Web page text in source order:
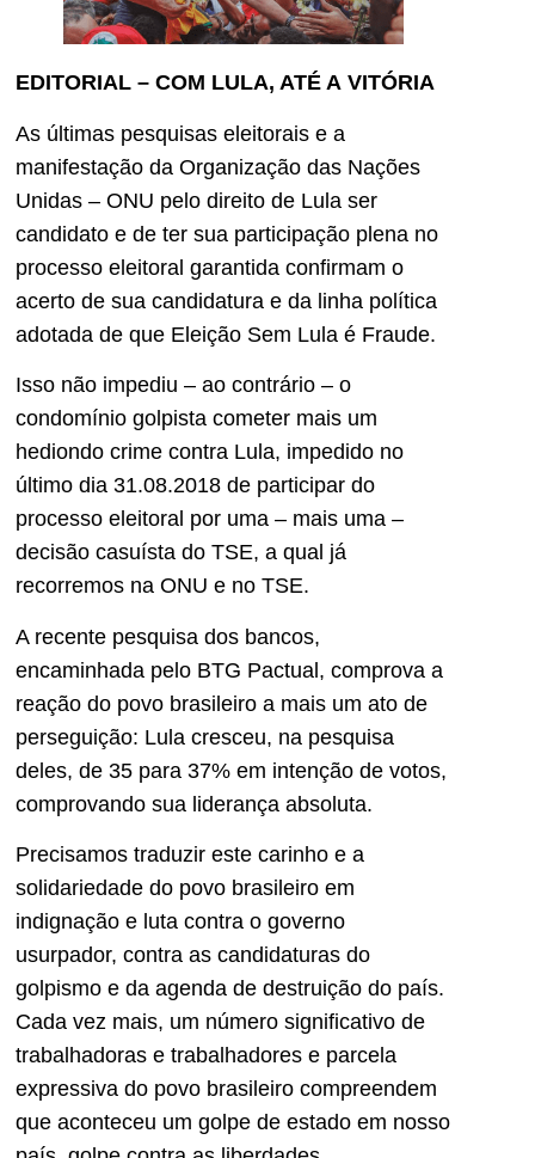
EDITORIAL – COM LULA, ATÉ A VITÓRIA
As últimas pesquisas eleitorais e a
manifestação da Organização das Nações
Unidas – ONU pelo direito de Lula ser
candidato e de ter sua participação plena no
processo eleitoral garantida confirmam o
acerto de sua candidatura e da linha política
adotada de que Eleição Sem Lula é Fraude.
Isso não impediu – ao contrário – o
condomínio golpista cometer mais um
hediondo crime contra Lula, impedido no
último dia 31.08.2018 de participar do
processo eleitoral por uma – mais uma –
decisão casuísta do TSE, a qual já
recorremos na ONU e no TSE.
A recente pesquisa dos bancos,
encaminhada pelo BTG Pactual, comprova a
reação do povo brasileiro a mais um ato de
perseguição: Lula cresceu, na pesquisa
deles, de 35 para 37% em intenção de votos,
comprovando sua liderança absoluta.
Precisamos traduzir este carinho e a
solidariedade do povo brasileiro em
indignação e luta contra o governo
usurpador, contra as candidaturas do
golpismo e da agenda de destruição do país.
Cada vez mais, um número significativo de
trabalhadoras e trabalhadores e parcela
expressiva do povo brasileiro compreendem
que aconteceu um golpe de estado em nosso